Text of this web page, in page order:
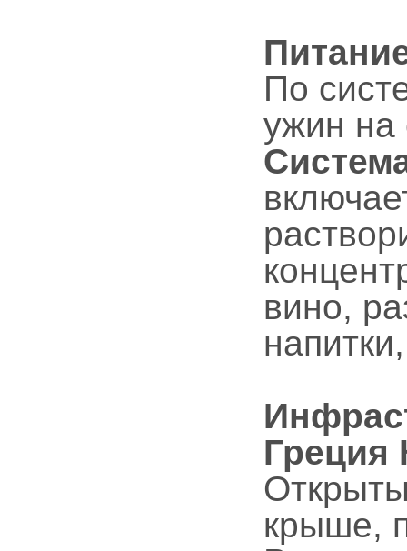
По
ужин на
вино,
Греция
крыше,